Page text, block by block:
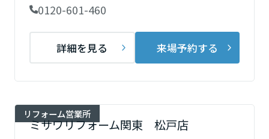
中古住宅検索
スムストック検索
分譲マンション検索
企業不動産活用（CRE）戦略
医療・介護・子育て・障がい福祉施設
これから土地活用・賃貸経営をご検討の方
ホテル・旅館リフォーム
建築再生事業
分譲用地
ご相談窓口
お客様センター
MISAWAについて
ミサワホームグループ
IR情報
環境活動
0120-601-460
詳細を見る 来場予約する
リフォーム営業所
ミサワリフォーム関東 松戸店
秋田県
福島県